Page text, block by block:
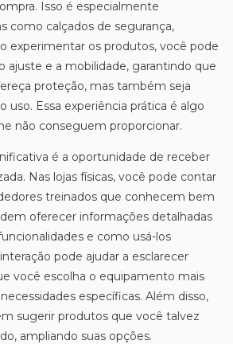
Isso é especialmente
como calçados de segurança,
experimentar os produtos, você pode
ajuste e a mobilidade, garantindo que
proteção, mas também seja
uso. Essa experiência prática é algo
não conseguem proporcionar.
é a oportunidade de receber
Nas lojas físicas, você pode contar
treinados que conhecem bem
oferecer informações detalhadas
e como usá-los
pode ajudar a esclarecer
você escolha o equipamento mais
específicas. Além disso,
sugerir produtos que você talvez
ampliando suas opções.